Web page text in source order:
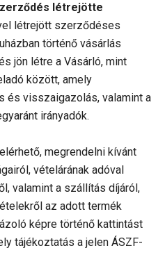
létrejötte
létrejött szerződéses
történő vásárlás
jön létre a Vásárló, mint
között, amely
és visszaigazolás, valamint a
irányadók.
megrendelni kívánt
vételárának adóval
valamint a szállítás díjáról,
az adott termék
képre történő kattintást
tájékoztatás a jelen ÁSZF-